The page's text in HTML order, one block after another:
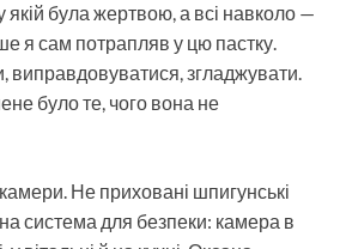
якій була жертвою, а всі навколо —
я сам потрапляв у цю пастку.
виправдовуватися, згладжувати.
було те, чого вона не
Не приховані шпигунські
система для безпеки: камера в